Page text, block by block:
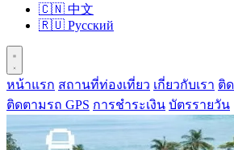
🇨🇳 中文
🇷🇺 Русский
หน้าแรก สถานที่ท่องเที่ยว เกี่ยวกับเรา ติ
ติดตามรถ GPS การชำระเงิน บัตรรายวัน